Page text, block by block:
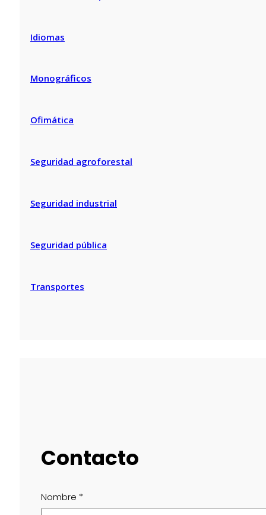
Idiomas
Monográficos
Ofimática
Seguridad agroforestal
Seguridad industrial
Seguridad pública
Transportes
Contacto
Nombre *